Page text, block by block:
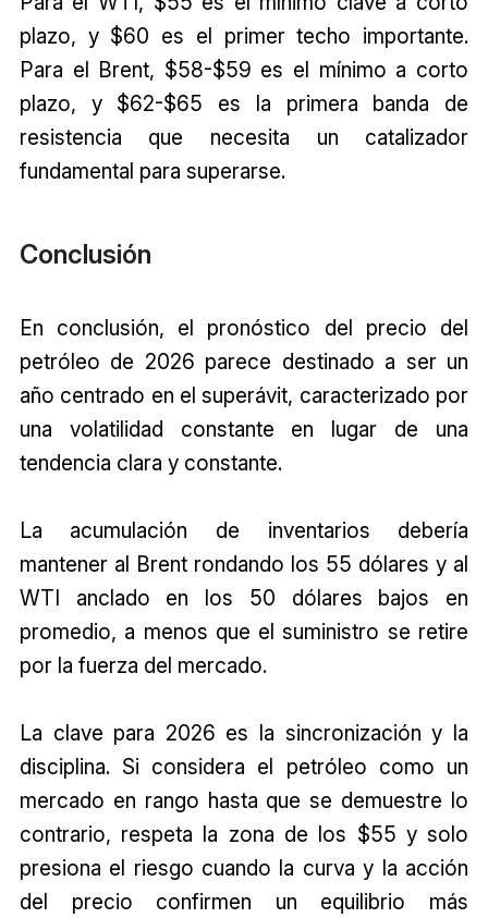
plazo, y $60 es el primer techo importante.
Para el Brent, $58-$59 es el mínimo a corto
plazo, y $62-$65 es la primera banda de
resistencia que necesita un catalizador
fundamental para superarse.
Conclusión
En conclusión, el pronóstico del precio del
petróleo de 2026 parece destinado a ser un
año centrado en el superávit, caracterizado por
una volatilidad constante en lugar de una
tendencia clara y constante.
La acumulación de inventarios debería
mantener al Brent rondando los 55 dólares y al
WTI anclado en los 50 dólares bajos en
promedio, a menos que el suministro se retire
por la fuerza del mercado.
La clave para 2026 es la sincronización y la
disciplina. Si considera el petróleo como un
mercado en rango hasta que se demuestre lo
contrario, respeta la zona de los $55 y solo
presiona el riesgo cuando la curva y la acción
del precio confirmen un equilibrio más